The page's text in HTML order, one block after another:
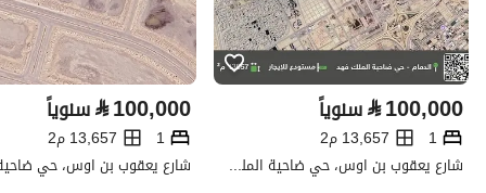
تفاصيل العقار
نوع الإعلان
استخدام العقار
-
⃁100,000 سنوياً
1
13,657 م2
شارع يعقوب بن اوس، حي ضاحية الملك فهد، الدمام
⃁100,000 سنوياً
1 13,657 م2